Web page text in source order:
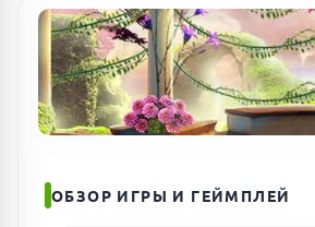
ОБЗОР ИГРЫ И ГЕЙМПЛЕЙ